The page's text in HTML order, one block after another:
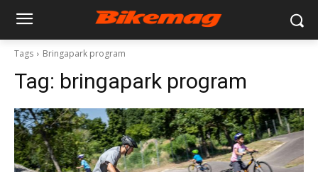
Tags Bringapark program
Tag: bringapark program